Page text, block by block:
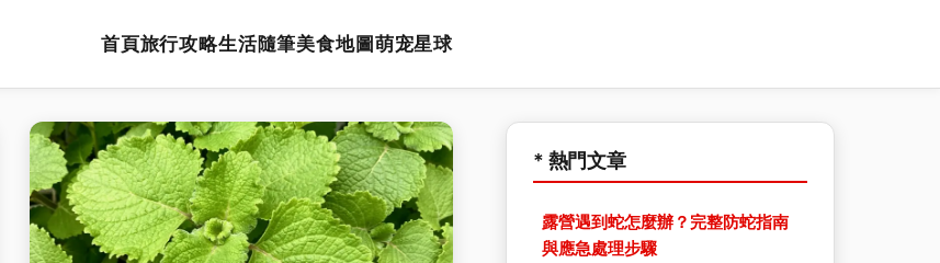
首頁旅行攻略生活隨筆美食地圖萌宠星球
* 熱門文章
露營遇到蛇怎麼辦？完整防蛇指南
與應急處理步驟